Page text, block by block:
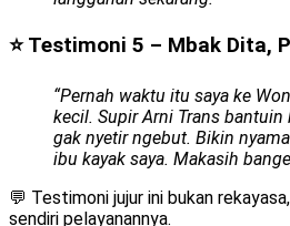
⭐ Testimoni 5 – Mbak Dita,
“Pernah waktu itu saya ke
kecil. Supir Arni Trans bantuin
gak nyetir ngebut. Bikin
ibu kayak saya. Makasih
💬 Testimoni jujur ini bukan
sendiri pelayanannya.